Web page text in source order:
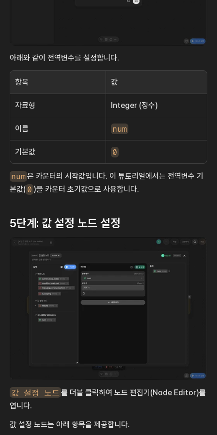
아래와 같이 전역변수를 설정합니다.
항목 값
자료형 Integer (정수)
이름 num
기본값 0
num은 카운터의 시작값입니다. 이 튜토리얼에서는 전역변수 기
본값( 0 )을 카운터 초기값으로 사용합니다.
5단계: 값 설정 노드 설정
값 설정 노드 를 더블 클릭하여 노드 편집기(Node Editor)를
엽니다.
값 설정 노드는 아래 항목을 제공합니다.